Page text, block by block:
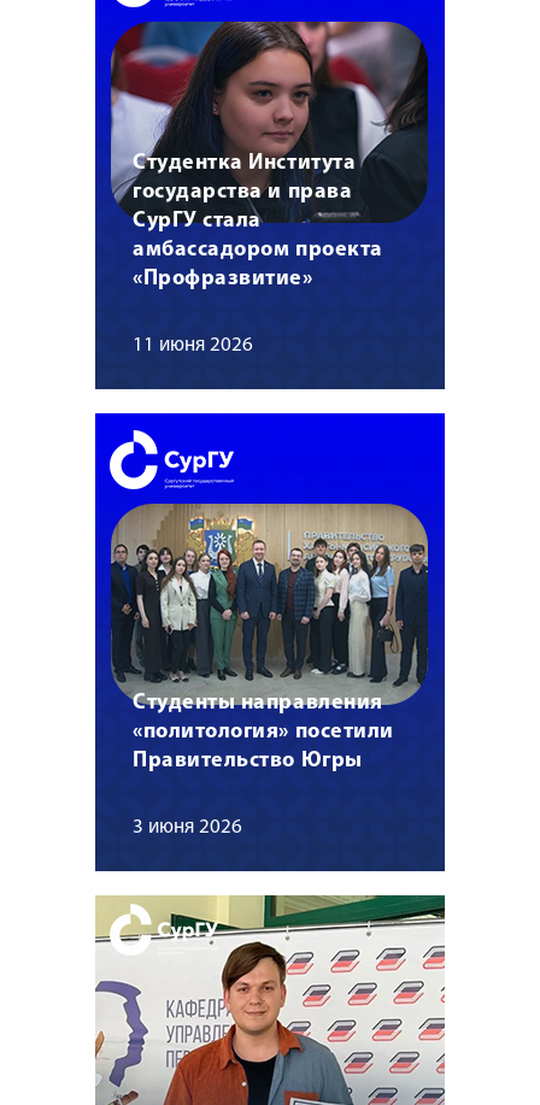
Студентка Института
государства и права
СурГУ стала
амбассадором проекта
«Профразвитие»
11 июня 2026
Студенты направления
«политология» посетили
Правительство Югры
3 июня 2026